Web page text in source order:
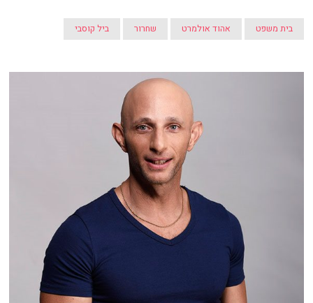
בית משפט אהוד אולמרט שחרור ביל קוסבי